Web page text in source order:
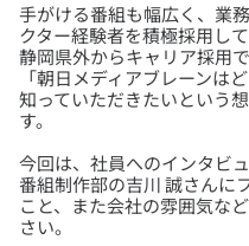
手がける番組も幅広く、業
クター経験者を積極採用し
静岡県外からキャリア採用
「朝日メディアブレーンは
知っていただきたいという
今回は、社員へのインタビ
番組制作部の吉川 誠さんに
こと、また会社の雰囲気な